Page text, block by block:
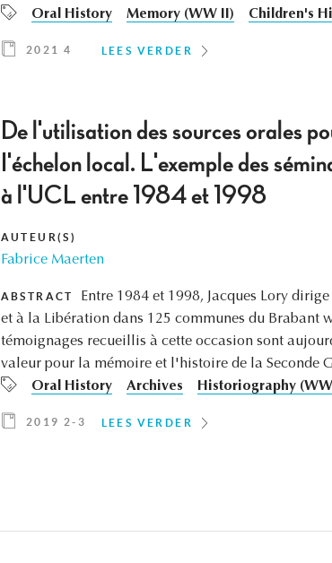
Oral History Memory (WW II) Children's
2021 4 LEES VERDER
De l'utilisation des sources orales
I'échelon local. L'exemple des
à l'UCL entre 1984 et 1998
AUTEUR(S)
Fabrice Maerten
ABSTRACT
Entre 1984 et 1998, Jacques Lory
et à la Libération dans 125 communes du Brabant
témoignages recueillis à cette occasion sont
valeur pour la mémoire et l'histoire de la Seconde
Oral History
Archives Historiography
2019 2-3 LEES VERDER